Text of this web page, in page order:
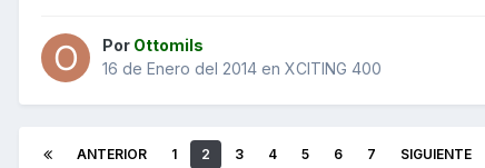
Por Ottomils
16 de Enero del 2014 en XCITING 400
ANTERIOR 1 2 3 4 5 6 7 SIGUIENTE